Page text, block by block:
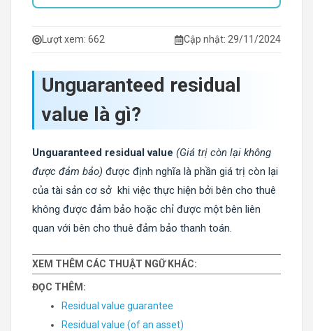
Lượt xem: 662 Cập nhật: 29/11/2024
Unguaranteed residual
value là gì?
Unguaranteed residual value (Giá trị còn lại không
được đảm bảo) được định nghĩa là phần giá trị còn lại
của tài sản cơ sở khi việc thực hiện bởi bên cho thuê
không được đảm bảo hoặc chỉ được một bên liên
quan với bên cho thuê đảm bảo thanh toán.
XEM THÊM CÁC THUẬT NGỮ KHÁC:
ĐỌC THÊM:
Residual value guarantee
Residual value (of an asset)